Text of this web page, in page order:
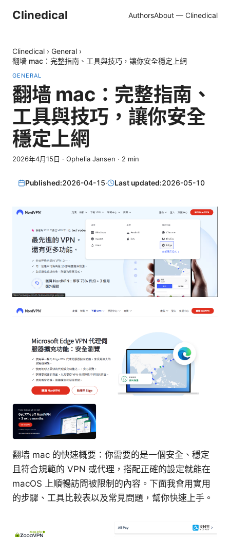
Clinedical AuthorsAbout — Clinedical
Clinedical › General ›
翻墙 mac：完整指南、工具與技巧，讓你安全穩定上網
GENERAL
翻墙 mac：完整指南、
工具與技巧，讓你安全
穩定上網
2026年4月15日 · Ophelia Jansen · 2 min
Published:2026-04-15· Last updated:2026-05-10
翻墙 mac 的快速概要：你需要的是一個安全、穩定
且符合規範的 VPN 或代理，搭配正確的設定就能在
macOS 上順暢訪問被限制的內容。下面我會用實用
的步驟、工具比較表以及常見問題，幫你快速上手。